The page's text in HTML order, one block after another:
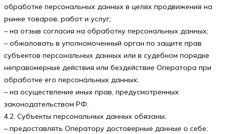
обработке персональных данных в целях продвижения на
рынке товаров, работ и услуг;
– на отзыв согласия на обработку персональных данных;
– обжаловать в уполномоченный орган по защите прав
субъектов персональных данных или в судебном порядке
неправомерные действия или бездействие Оператора при
обработке его персональных данных;
– на осуществление иных прав, предусмотренных
законодательством РФ.
4.2. Субъекты персональных данных обязаны:
– предоставлять Оператору достоверные данные о себе;